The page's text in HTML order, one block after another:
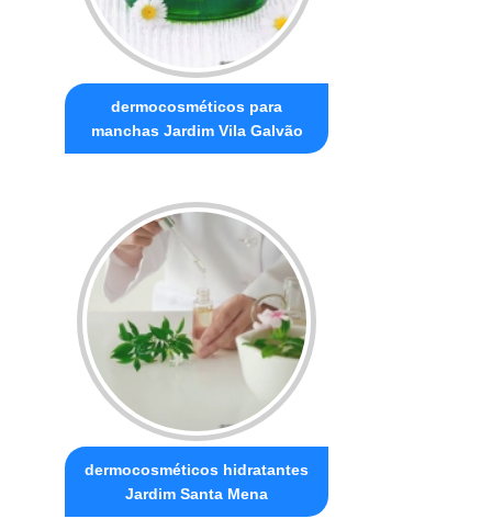
dermocosméticos para
manchas Jardim Vila Galvão
dermocosméticos hidratantes
Jardim Santa Mena